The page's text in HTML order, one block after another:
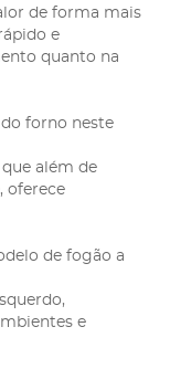
de forma mais
e
quanto na
forno neste
além de
oferece
de fogão a
e